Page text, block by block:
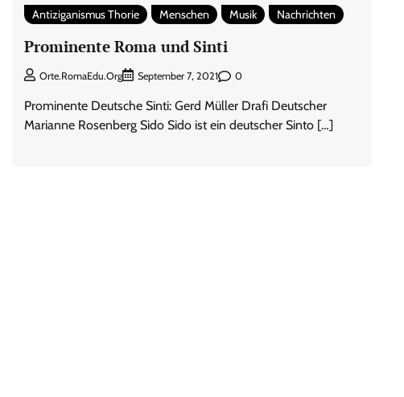
Antiziganismus Thorie Menschen Musik Nachrichten
Prominente Roma und Sinti
Orte.RomaEdu.org September 7, 2021 0
Prominente Deutsche Sinti: Gerd Müller Drafi Deutscher
Marianne Rosenberg Sido Sido ist ein deutscher Sinto […]